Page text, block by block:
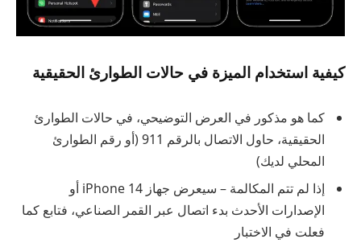
كيفية استخدام الميزة في حالات الطوارئ الحقيقية
كما هو مذكور في العرض التوضيحي، في حالات الطوارئ
الحقيقية، حاول الاتصال بالرقم 911 (أو رقم الطوارئ
المحلي لديك)
إذا لم تتم المكالمة – سيعرض جهاز iPhone 14 أو
الإصدارات الأحدث بدء اتصال عبر القمر الصناعي، فتابع كما
فعلت في الاختبار